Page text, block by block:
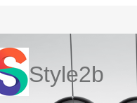
Style2b